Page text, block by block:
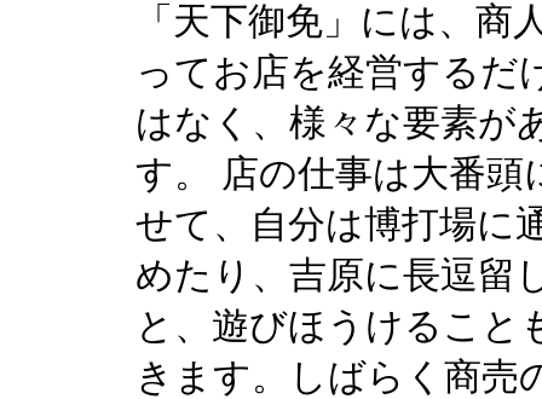
「天下御免」には、商
ってお店を経営するだ
はなく、様々な要素が
す。 店の仕事は大番頭
せて、自分は博打場に
めたり、吉原に長逗留
と、遊びほうけること
きます。しばらく商売